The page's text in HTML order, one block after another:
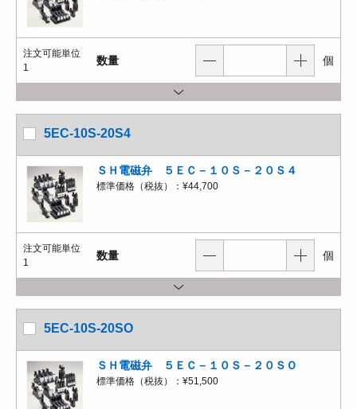
注文可能単位
1
数量 個
5EC-10S-20S4
ＳＨ電磁弁 ５ＥＣ－１０Ｓ－２０Ｓ４
標準価格（税抜）： ¥44,700
注文可能単位
1
数量 個
5EC-10S-20SO
ＳＨ電磁弁 ５ＥＣ－１０Ｓ－２０ＳＯ
標準価格（税抜）： ¥51,500